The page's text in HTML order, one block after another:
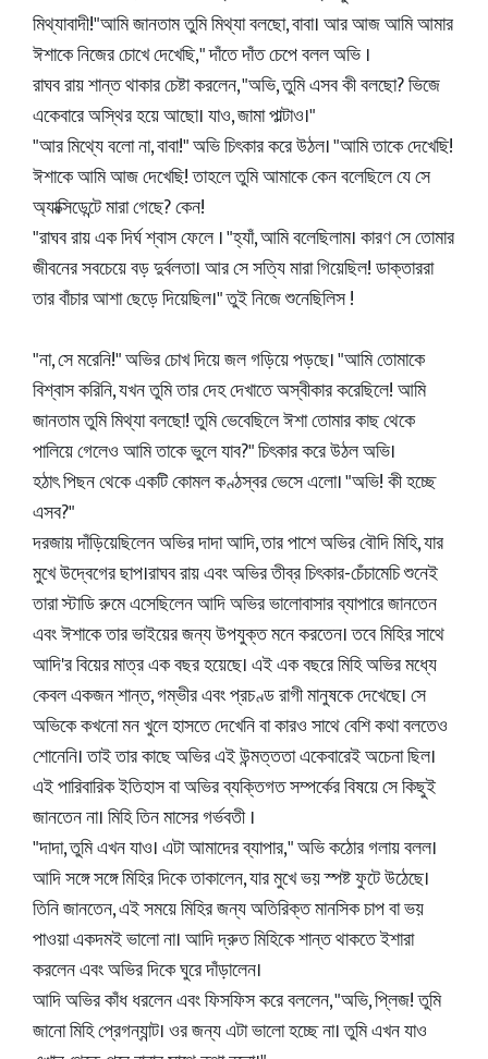
মিথ্যাবাদী!"আমি জানতাম তুমি মিথ্যা বলছো, বাবা। আর আজ আমি আমার
ঈশাকে নিজের চোখে দেখেছি," দাঁতে দাঁত চেপে বলল অভি ।
রাঘব রায় শান্ত থাকার চেষ্টা করলেন, "অভি, তুমি এসব কী বলছো? ভিজে
একেবারে অস্থির হয়ে আছো। যাও, জামা পাল্টাও।"
"আর মিথ্যে বলো না, বাবা!" অভি চিৎকার করে উঠল। "আমি তাকে দেখেছি!
ঈশাকে আমি আজ দেখেছি! তাহলে তুমি আমাকে কেন বলেছিলে যে সে
অ্যাক্সিডেন্টে মারা গেছে? কেন!
"রাঘব রায় এক দির্ঘ শ্বাস ফেলে । "হ্যাঁ, আমি বলেছিলাম। কারণ সে তোমার
জীবনের সবচেয়ে বড় দুর্বলতা। আর সে সত্যি মারা গিয়েছিল! ডাক্তাররা
তার বাঁচার আশা ছেড়ে দিয়েছিল।" তুই নিজে শুনেছিলিস !
"না, সে মরেনি!" অভির চোখ দিয়ে জল গড়িয়ে পড়ছে। "আমি তোমাকে
বিশ্বাস করিনি, যখন তুমি তার দেহ দেখাতে অস্বীকার করেছিলে! আমি
জানতাম তুমি মিথ্যা বলছো! তুমি ভেবেছিলে ঈশা তোমার কাছ থেকে
পালিয়ে গেলেও আমি তাকে ভুলে যাব?" চিৎকার করে উঠল অভি।
হঠাৎ পিছন থেকে একটি কোমল কণ্ঠস্বর ভেসে এলো। "অভি! কী হচ্ছে
এসব?"
দরজায় দাঁড়িয়েছিলেন অভির দাদা আদি, তার পাশে অভির বৌদি মিহি, যার
মুখে উদ্বেগের ছাপ।রাঘব রায় এবং অভির তীব্র চিৎকার-চেঁচামেচি শুনেই
তারা স্টাডি রুমে এসেছিলেন আদি অভির ভালোবাসার ব্যাপারে জানতেন
এবং ঈশাকে তার ভাইয়ের জন্য উপযুক্ত মনে করতেন। তবে মিহির সাথে
আদি'র বিয়ের মাত্র এক বছর হয়েছে। এই এক বছরে মিহি অভির মধ্যে
কেবল একজন শান্ত, গম্ভীর এবং প্রচণ্ড রাগী মানুষকে দেখেছে। সে
অভিকে কখনো মন খুলে হাসতে দেখেনি বা কারও সাথে বেশি কথা বলতেও
শোনেনি। তাই তার কাছে অভির এই উন্মত্ততা একেবারেই অচেনা ছিল।
এই পারিবারিক ইতিহাস বা অভির ব্যক্তিগত সম্পর্কের বিষয়ে সে কিছুই
জানতেন না। মিহি তিন মাসের গর্ভবতী ।
"দাদা, তুমি এখন যাও। এটা আমাদের ব্যাপার," অভি কঠোর গলায় বলল।
আদি সঙ্গে সঙ্গে মিহির দিকে তাকালেন, যার মুখে ভয় স্পষ্ট ফুটে উঠেছে।
তিনি জানতেন, এই সময়ে মিহির জন্য অতিরিক্ত মানসিক চাপ বা ভয়
পাওয়া একদমই ভালো না। আদি দ্রুত মিহিকে শান্ত থাকতে ইশারা
করলেন এবং অভির দিকে ঘুরে দাঁড়ালেন।
আদি অভির কাঁধ ধরলেন এবং ফিসফিস করে বললেন, "অভি, প্লিজ! তুমি
জানো মিহি প্রেগন্যান্ট। ওর জন্য এটা ভালো হচ্ছে না। তুমি এখন যাও